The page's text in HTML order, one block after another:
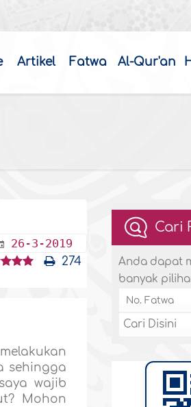
Artikel Fatwa Al-Qur'an
26-3-2019
274
sehingga
wajib
Mohon
Cari
Anda dapat
banyak